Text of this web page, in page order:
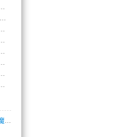
网通热血传奇私服：战士如何单挑赤月恶魔？(311)